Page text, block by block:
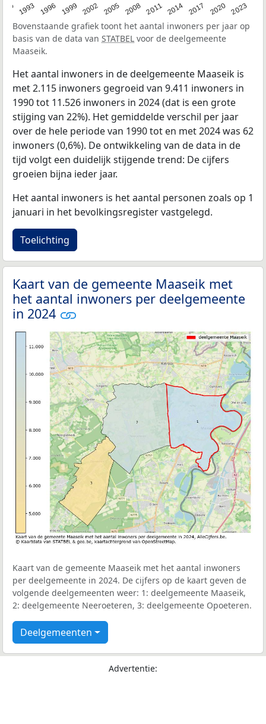
1993 1996 1999 2002 2005 2008 2011 2014 2017 2020 2023
Bovenstaande grafiek toont het aantal inwoners per jaar op
basis van de data van STATBEL voor de deelgemeente
Maaseik.
Het aantal inwoners in de deelgemeente Maaseik is
met 2.115 inwoners gegroeid van 9.411 inwoners in
1990 tot 11.526 inwoners in 2024 (dat is een grote
stijging van 22%). Het gemiddelde verschil per jaar
over de hele periode van 1990 tot en met 2024 was 62
inwoners (0,6%). De ontwikkeling van de data in de
tijd volgt een duidelijk stijgende trend: De cijfers
groeien bijna ieder jaar.
Het aantal inwoners is het aantal personen zoals op 1
januari in het bevolkingsregister vastgelegd.
Toelichting
Kaart van de gemeente Maaseik met
het aantal inwoners per deelgemeente
in 2024
Kaart van de gemeente Maaseik met het aantal inwoners
per deelgemeente in 2024. De cijfers op de kaart geven de
volgende deelgemeenten weer: 1: deelgemeente Maaseik,
2: deelgemeente Neeroeteren, 3: deelgemeente Opoeteren.
Deelgemeenten
Advertentie: